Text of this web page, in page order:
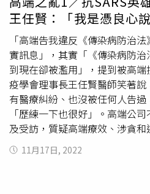
促和股權管理，2021年更直接建
會沒有妥適處理，審計部已把相
對國民黨立院黨團總召曾銘宗
案專案調查，陳瑞敏表示會做，
對立委質疑如新案國發基金難
國發會主委龔明鑫今在立院重
據國發基金提供立院報告顯示，
其中有16家國發基金投資還未
Gogoro、高雄捷運、太極影音
比109年擴大。龔明鑫說，如興
經暫停交易，9月底召開臨時董
王任賢：「我是憑良心說
「高端告我違反《傳染病防治
實訊息」，其實「《傳染病防
到現在卻被濫用」，提到被高
疫學會理事長王任賢醫師笑著
有醫療糾紛、也沒被任何人告過
「歷練一下也很好」。高端公
及受訪，質疑高端療效、涉貪
權），因此指控王任賢多項罪
求司法機關「盡速偵辦、以正視
11月17日, 2022